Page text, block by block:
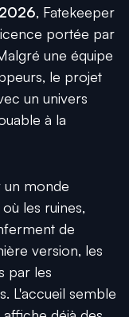
, Fatekeeper
portée par
une équipe
le projet
un univers
à la
un monde
les ruines,
de
version, les
par les
L'accueil semble